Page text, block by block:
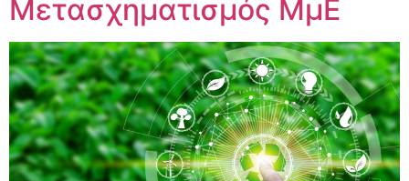
Μετασχηματισμός ΜμΕ